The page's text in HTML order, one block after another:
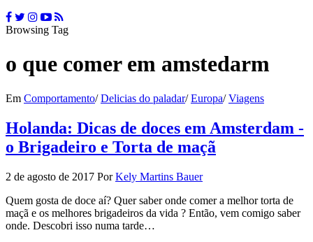
Browsing Tag
o que comer em amstedarm
Em Comportamento/ Delicias do paladar/ Europa/ Viagens
Holanda: Dicas de doces em Amsterdam -
o Brigadeiro e Torta de maçã
2 de agosto de 2017 Por Kely Martins Bauer
Quem gosta de doce aí? Quer saber onde comer a melhor torta de
maçã e os melhores brigadeiros da vida ? Então, vem comigo saber
onde. Descobri isso numa tarde…